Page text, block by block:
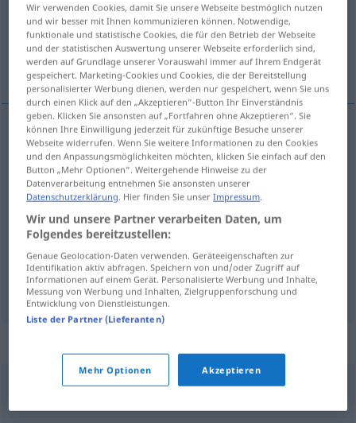
Übersicht aller Übersetzungen
(Für mehr Details die Übersetzung anklicken/antippen)
入れる, はめ込む, 任命する, 始まる
入れる[ireru] einsetzen
はめ込む[hamekomu] einsetzen einfügen
任命する[ninmei suru] einsetzen in ein Amt
始まる[hajimaru] einsetzen beginnen
Wir verwenden Cookies, damit Sie unsere Webseite bestmöglich nutzen
und wir besser mit Ihnen kommunizieren können. Notwendige,
funktionale und statistische Cookies, die für den Betrieb der Webseite
und der statistischen Auswertung unserer Webseite erforderlich sind,
werden auf Grundlage unserer Vorauswahl immer auf Ihrem Endgerät
gespeichert. Marketing-Cookies und Cookies, die der Bereitstellung
personalisierter Werbung dienen, werden nur gespeichert, wenn Sie uns
durch einen Klick auf den „Akzeptieren“-Button Ihr Einverständnis
geben. Klicken Sie ansonsten auf „Fortfahren ohne Akzeptieren“. Sie
können Ihre Einwilligung jederzeit für zukünftige Besuche unserer
Webseite widerrufen. Wenn Sie weitere Informationen zu den Cookies
und den Anpassungsmöglichkeiten möchten, klicken Sie einfach auf den
Button „Mehr Optionen“. Weitergehende Hinweise zu der
Datenverarbeitung entnehmen Sie ansonsten unserer
Datenschutzerklärung. Hier finden Sie unserImpressum.
Wir und unsere Partner verarbeiten Daten, um
Folgendes bereitzustellen:
Genaue Geolocation-Daten verwenden. Geräteeigenschaften zur
Identifikation aktiv abfragen. Speichern von und/oder Zugriff auf
Informationen auf einem Gerät. Personalisierte Werbung und Inhalte,
Messung von Werbung und Inhalten, Zielgruppenforschung und
Entwicklung von Dienstleistungen.
Liste der Partner (Lieferanten)
Mehr Optionen Akzeptieren